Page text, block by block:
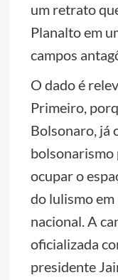
um retrato
Planalto em
campos
O dado é
Primeiro,
Bolsonaro, já
bolsonarismo
ocupar o
do lulismo
nacional. A
oficializada
presidente